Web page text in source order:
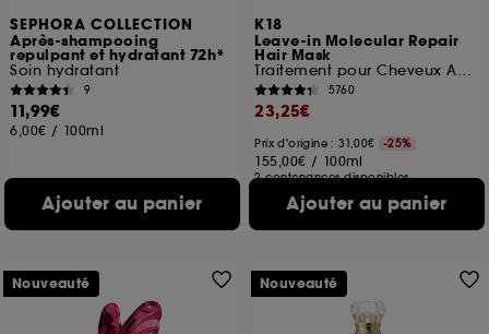
SEPHORA COLLECTION
Après-shampooing
repulpant et hydratant 72h*
Soin hydratant
9
11,99€
6,00€ / 100ml
Ajouter au panier
K18
Leave-in Molecular Repair
Hair Mask
Traitement pour Cheveux Abîmés
5760
23,25€
Prix d'origine : 31,00€ -25%
155,00€ / 100ml
2 contenances disponibles
Ajouter au panier
Nouveauté Nouveauté